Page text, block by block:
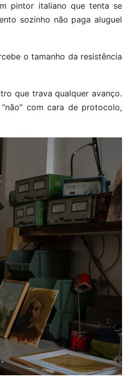
pintor italiano que tenta se
sozinho não paga aluguel
o tamanho da resistência
que trava qualquer avanço.
com cara de protocolo,